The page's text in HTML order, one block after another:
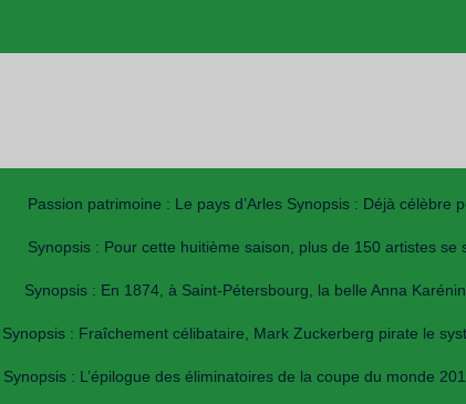
Passion patrimoine : Le pays d’Arles Synopsis : Déjà
Synopsis : Pour cette huitième saison, plus de 150 artistes
Synopsis : En 1874, à Saint-Pétersbourg, la belle Anna
Synopsis : Fraîchement célibataire, Mark Zuckerberg pirate le
Synopsis : L’épilogue des éliminatoires de la coupe du monde